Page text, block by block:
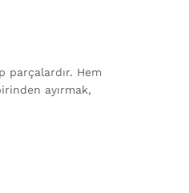
parçalardır. Hem
ayırmak,